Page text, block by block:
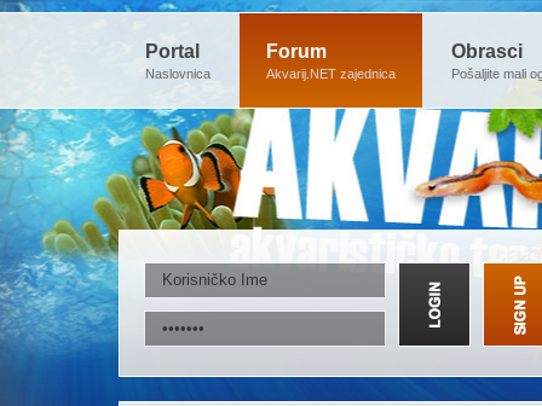
Portal
Naslovnica
Forum
Akvarij.NET zajednica
Obrasci
Pošaljite mali